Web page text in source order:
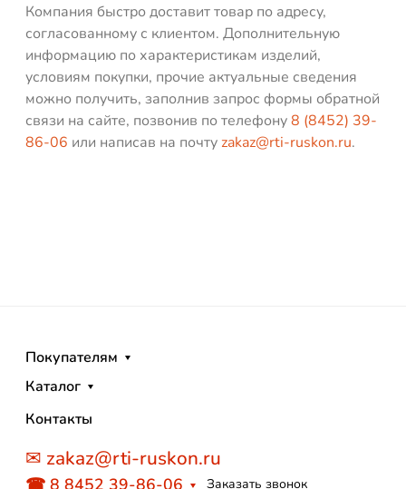
Компания быстро доставит товар по адресу,
согласованному с клиентом. Дополнительную
информацию по характеристикам изделий,
условиям покупки, прочие актуальные сведения
можно получить, заполнив запрос формы обратной
связи на сайте, позвонив по телефону8 (8452) 39-
86-06 или написав на почтуzakaz@rti-ruskon.ru.
Покупателям
Каталог
Контакты
✉ zakaz@rti-ruskon.ru
☎ 8 8452 39-86-06 Заказать звонок